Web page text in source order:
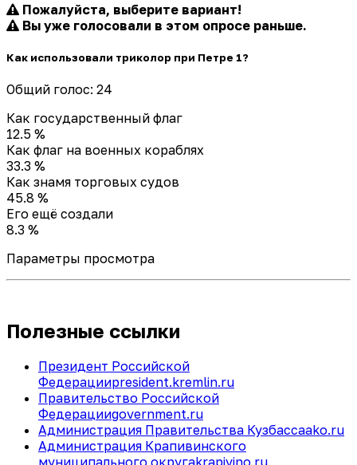
Пожалуйста, выберите вариант!
Вы уже голосовали в этом опросе раньше.
Как использовали триколор при Петре 1?
Общий голос: 24
Как государственный флаг
12.5 %
Как флаг на военных кораблях
33.3 %
Как знамя торговых судов
45.8 %
Его ещё создали
8.3 %
Параметры просмотра
Полезные ссылки
Президент Российской
Федерацииpresident.kremlin.ru
Правительство Российской
Федерацииgovernment.ru
Администрация Правительства Кузбассаako.ru
Администрация Крапивинского
муниципального округаkrapivino.ru